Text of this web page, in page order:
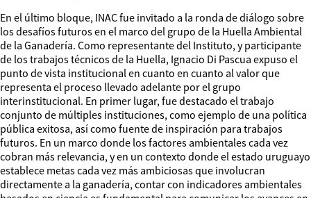
En el último bloque, INAC fue invitado a la ronda de diálogo sobre
los desafíos futuros en el marco del grupo de la Huella Ambiental
de la Ganadería. Como representante del Instituto, y participante
de los trabajos técnicos de la Huella, Ignacio Di Pascua expuso el
punto de vista institucional en cuanto en cuanto al valor que
representa el proceso llevado adelante por el grupo
interinstitucional. En primer lugar, fue destacado el trabajo
conjunto de múltiples instituciones, como ejemplo de una política
pública exitosa, así como fuente de inspiración para trabajos
futuros. En un marco donde los factores ambientales cada vez
cobran más relevancia, y en un contexto donde el estado uruguayo
establece metas cada vez más ambiciosas que involucran
directamente a la ganadería, contar con indicadores ambientales